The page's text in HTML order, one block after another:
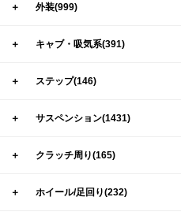
＋ 外装(999)
＋ キャブ・吸気系(391)
＋ ステップ(146)
＋ サスペンション(1431)
＋ クラッチ周り(165)
＋ ホイール/足回り(232)